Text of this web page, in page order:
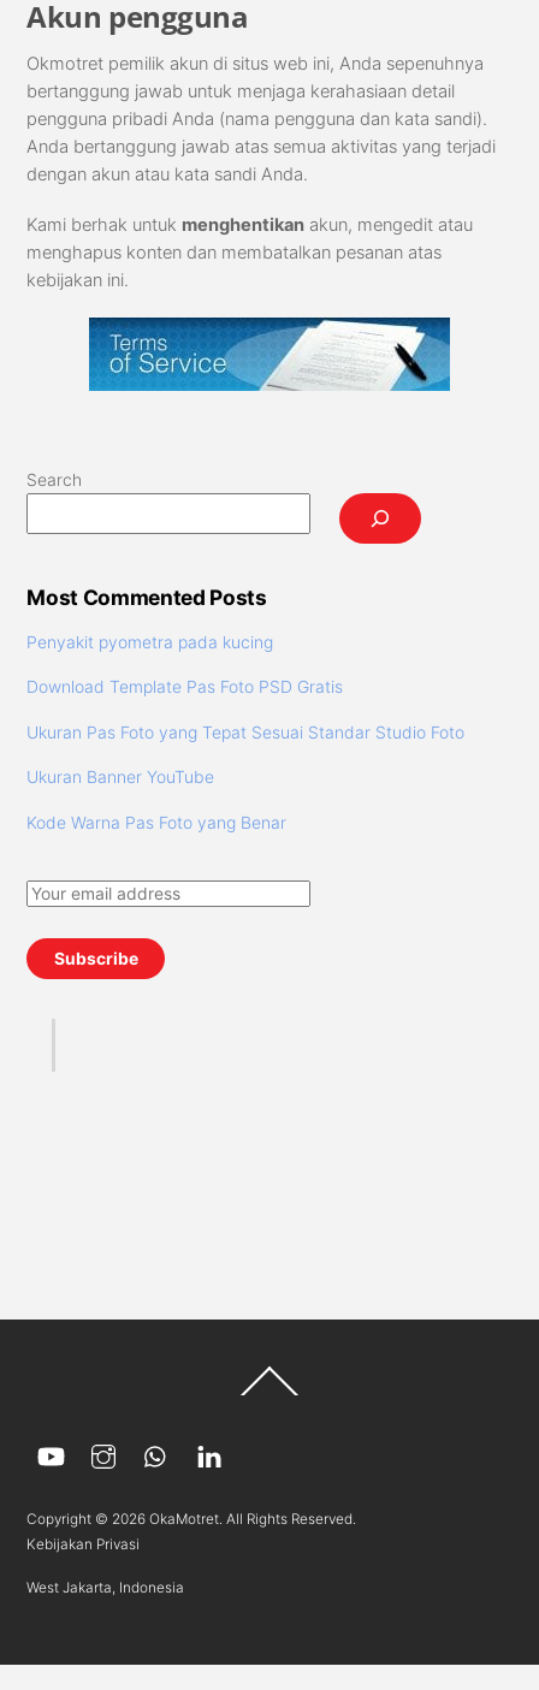
Akun pengguna
Okmotret pemilik akun di situs web ini, Anda sepenuhnya
bertanggung jawab untuk menjaga kerahasiaan detail
pengguna pribadi Anda (nama pengguna dan kata sandi).
Anda bertanggung jawab atas semua aktivitas yang terjadi
dengan akun atau kata sandi Anda.
Kami berhak untuk menghentikan akun, mengedit atau
menghapus konten dan membatalkan pesanan atas
kebijakan ini.
Search
Most Commented Posts
Penyakit pyometra pada kucing
Download Template Pas Foto PSD Gratis
Ukuran Pas Foto yang Tepat Sesuai Standar Studio Foto
Ukuran Banner YouTube
Kode Warna Pas Foto yang Benar
To
Copyright © 2026 OkaMotret. All Rights Reserved.
Kebijakan Privasi
West Jakarta, Indonesia